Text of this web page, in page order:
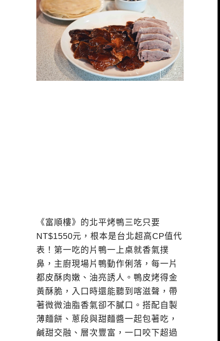
《富順樓》的北平烤鴨三吃只要
NT$1550元，根本是台北超高CP值代
表！第一吃的片鴨一上桌就香氣撲
鼻，主廚現場片鴨動作俐落，每一片
都皮酥肉嫩、油亮誘人。鴨皮烤得金
黃酥脆，入口時還能聽到喀滋聲，帶
著微微油脂香氣卻不膩口。搭配自製
薄麵餅、蔥段與甜麵醬一起包著吃，
鹹甜交融、層次豐富，一口咬下超過